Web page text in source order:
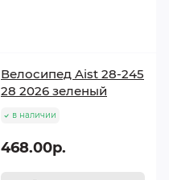
Велосипед Aist 28-245
28 2026 зеленый
в наличии
468.00р.